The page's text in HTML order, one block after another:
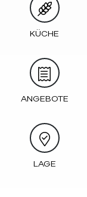
KÜCHE
ANGEBOTE
LAGE